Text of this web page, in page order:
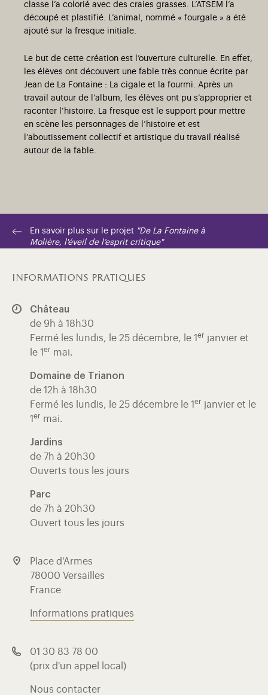
classe l’a colorié avec des craies grasses. L’ATSEM l’a
découpé et plastifié. L’animal, nommé « fourgale » a été
ajouté sur la fresque initiale.
Le but de cette création est l’ouverture culturelle. En effet,
les élèves ont découvert une fable très connue écrite par
Jean de La Fontaine : La cigale et la fourmi. Après un
travail autour de l’album, les élèves ont pu s’approprier et
raconter l’histoire. La fresque est le support pour mettre
en scène les personnages de l’histoire et est
l’aboutissement collectif et artistique du travail réalisé
autour de la fable.
En savoir plus sur le projet "De La Fontaine à
Molière, l'éveil de l’esprit critique"
informations pratiques
Château
de 9h à 18h30
Fermé les lundis, le 25 décembre, le 1 er janvier et
le 1 er mai.
Domaine de Trianon
de 12h à 18h30
Fermé les lundis, le 25 décembre le 1 er janvier et le
1 er mai.
Jardins
de 7h à 20h30
Ouverts tous les jours
Parc
de 7h à 20h30
Ouvert tous les jours
Place d'Armes
78000 Versailles
France
Informations pratiques
01 30 83 78 00
(prix d'un appel local)
Nous contacter